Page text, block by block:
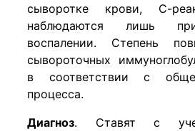
сыворотке крови, С-
наблюдаются лишь
воспалении. Степень
сывороточных
в соответствии с
процесса.
Диагноз. Ставят с